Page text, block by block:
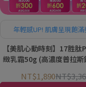
年輕感UP! 肌膚呈現飽
【美肌心動時刻】17胜肽
緻乳霜50g (高濃度普拉
NT$1,890